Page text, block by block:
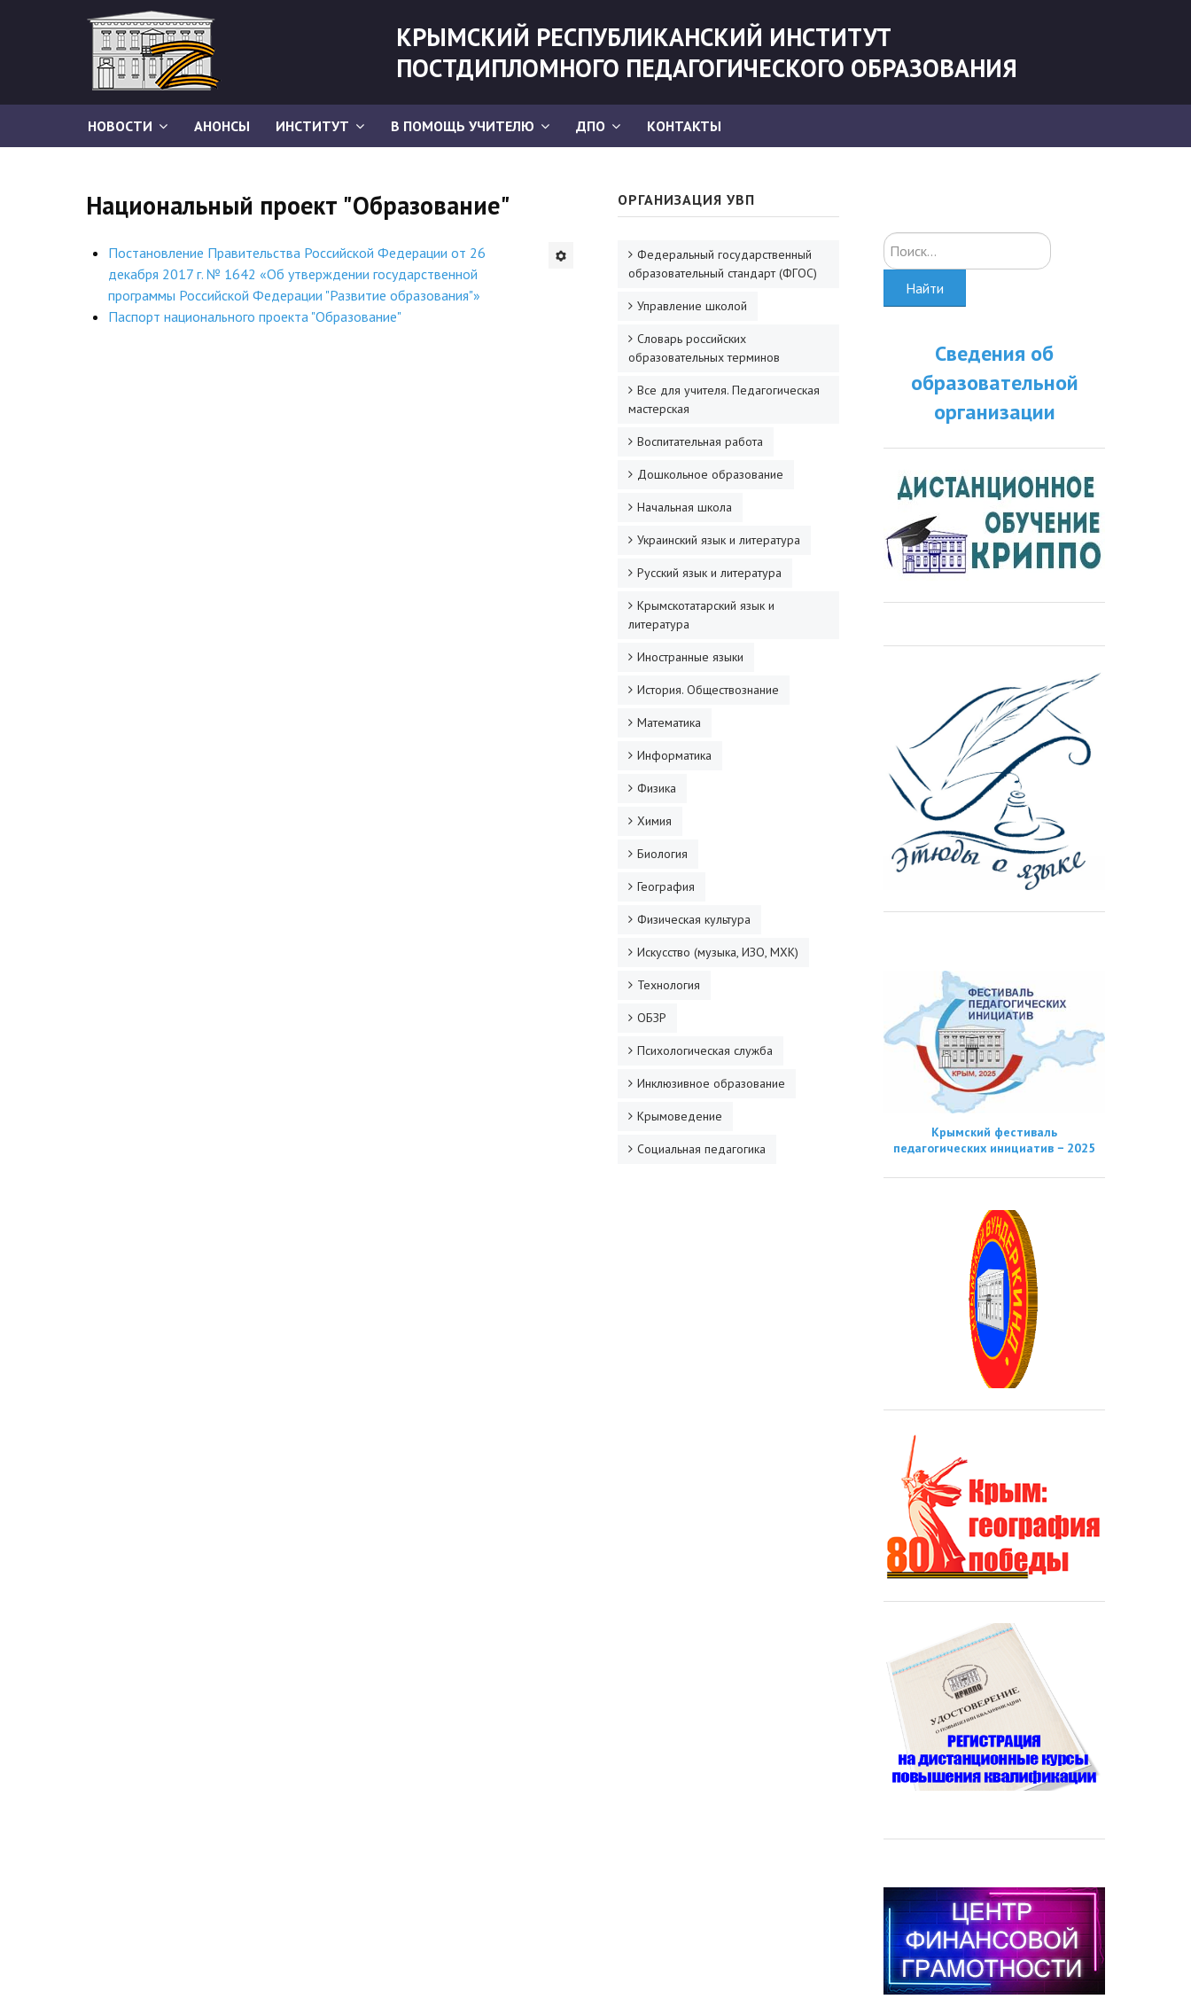
КРЫМСКИЙ РЕСПУБЛИКАНСКИЙ ИНСТИТУТ
ПОСТДИПЛОМНОГО ПЕДАГОГИЧЕСКОГО ОБРАЗОВАНИЯ
НОВОСТИ АНОНСЫ ИНСТИТУТ В ПОМОЩЬ УЧИТЕЛЮ ДПО КОНТАКТЫ
Национальный проект "Образование"
Постановление Правительства Российской Федерации от 26
декабря 2017 г. № 1642 «Об утверждении государственной
программы Российской Федерации "Развитие образования"»
Паспорт национального проекта "Образование"
ОРГАНИЗАЦИЯ УВП
Федеральный государственный
образовательный стандарт (ФГОС)
Управление школой
Словарь российских
образовательных терминов
Все для учителя. Педагогическая
мастерская
Воспитательная работа
Дошкольное образование
Начальная школа
Украинский язык и литература
Русский язык и литература
Крымскотатарский язык и
литература
Иностранные языки
История. Обществознание
Математика
Информатика
Физика
Химия
Биология
География
Физическая культура
Искусство (музыка, ИЗО, МХК)
Технология
ОБЗР
Психологическая служба
Инклюзивное образование
Крымоведение
Социальная педагогика
Искать...
Найти
Сведения об
образовательной
организации
Крымский фестиваль
педагогических инициатив − 2025